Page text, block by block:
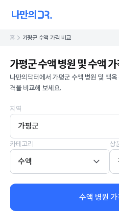
홈 가평군 수액 가격 비교
가평군 수액 병원 및 수액
나만의닥터에서 가평군 수액 병원 및 백
격을 비교해 보세요.
지역
가평군
카테고리
수액
상
수액 병원 가